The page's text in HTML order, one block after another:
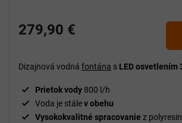
279,90 €
Dizajnová vodná fontána s LED osvetlením
Prietok vody 800 l/h
Voda je stálev obehu
Vysokokvalitné spracovanie z